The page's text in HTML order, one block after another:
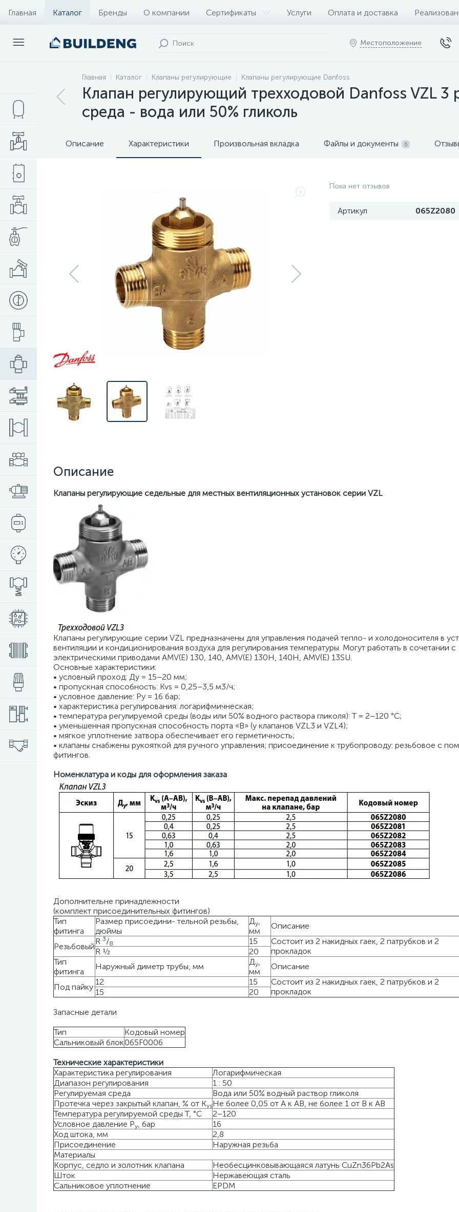
Главная Каталог Бренды О компании Сертификаты Услуги Оплата и доставка
Местоположение
Главная Каталог Клапаны регулирующие Клапаны регулирующие Danfoss
Клапан регулирующий трехходовой Danfoss VZL 3
среда - вода или 50% гликоль
Описание Характеристики Произвольная вкладка Файлы и документы 6
Пока нет отзывов
Артикул 065Z2080
Описание
Клапаны регулирующие седельные для местных вентиляционных установок серии VZL
Клапаны регулирующие серии VZL предназначены для управления подачей тепло- и холодоносителя в
вентиляции и кондиционирования воздуха для регулирования температуры. Могут работать в сочетании с
электрическими приводами AMV(E) 130, 140, AMV(E) 130H, 140H, AMV(E) 13SU.
Основные характеристики:
• условный проход: Ду = 15–20 мм;
• пропускная способность: Kvs = 0,25–3,5 м3/ч;
• условное давление: Ру = 16 бар;
• характеристика регулирования: логарифмичнеская;
• температура регулируемой среды (воды или 50% водного раствора гликоля): Т = 2–120 °С;
• уменьшенная пропускная способность порта «В» (у клапанов VZL3 и VZL4);
• мягкое уплотнение затвора обеспечивает его герметичность;
• клапаны снабжены рукояткой для ручного управления; присоединение к трубопроводу: резьбовое с
фитингов.
Номенклатура и коды для оформления заказа
Дополнительне принадлежности
(комплект присоединительных фитингов)
Тип
фитинга
Размер присоедини- тельной резьбы,
дюймы
Ду,
мм
Описание
Резьбовый
R 3/8 15
Состоит из 2 накидных гаек, 2 патрубков и 2
прокладок
R ½
20
Тип
фитинга
Наружный диметр трубы, мм Ду,
мм
Описание
Под пайку
12 15
Состоит из 2 накидных гаек, 2 патрубков и 2
прокладок
15
20
Запасные детали
Тип
Кодовый номер
Сальниковый блок065F0006
Технические характеристики
Характеристика регулирования
Логарифмическая
Диапазон регулирования
1 : 50
Регулируемая среда
Вода или 50% водный раствор гликоля
Протечка через закрытый клапан, % от KvsНе более 0,05 от А к АВ, не более 1 от В к АВ
Температура регулируемой среды Т, °С
2–120
Условное давление Ру, бар
16
Ход штока, мм
2,8
Присоединение
Наружная резьба
Материалы
Корпус, седло и золотник клапана
Необесцинковывающаяся латунь CuZn36Pb2As
Шток
Нержавеющая сталь
Сальниковое уплотнение
EPDM